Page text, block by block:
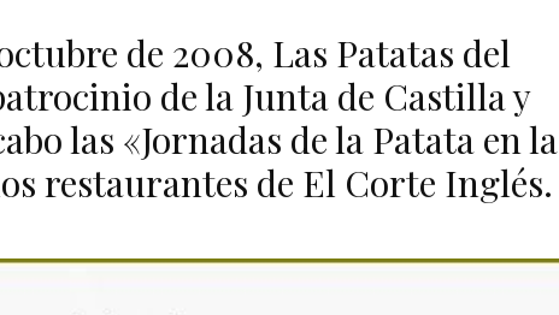
de 2008, Las Patatas del
de la Junta de Castilla y
las «Jornadas de la Patata en la
restaurantes de El Corte Inglés.